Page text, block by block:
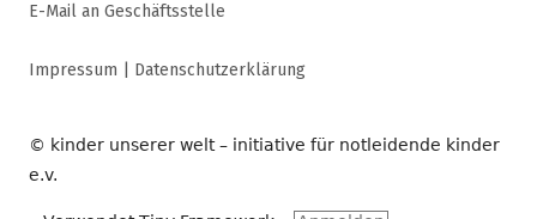
E-Mail an Geschäftsstelle
Impressum Datenschutzerklärung
© kinder unserer welt – initiative für notleidende kinder
e.v.